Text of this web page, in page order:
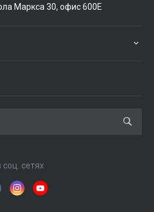
Маркса 30, офис 600Е
сетях